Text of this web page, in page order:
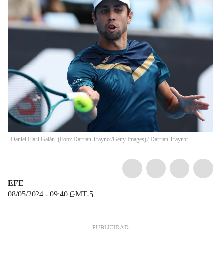
Daniel Elahi Galán. (Foto: Darrian Traynor/Getty Images) / Darrian Traynor
EFE
08/05/2024 - 09:40 GMT-5